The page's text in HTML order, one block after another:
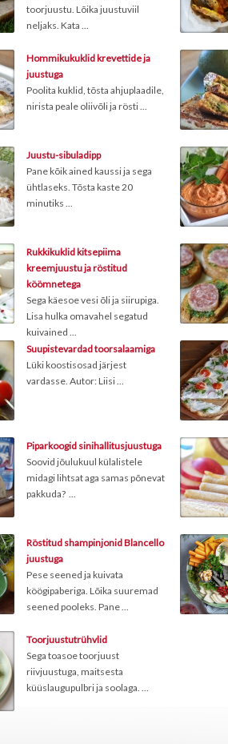
toorjuustu. Lõika juustuviil
neljaks. Kata ...
Hommikukuklid krevettide ja
juustuga
Poolita kuklid, tõsta ahjuplaadile,
nirista peale oliivõli ja rösti ...
Juustu-sibuladipp
Pane kõik ained kaussi ja sega
ühtlaseks. Tõsta kaste 20
minutiks ...
Rukkikuklid kitsepiima
kreemjuustu ja röstitud
köömnetega
Sega käesoe vesi õli ja siirupiga.
Lisa hulka omavahel segatud
kuivained ...
Suupistevardad toorsalaamiga
Lüki koostisosad järjest
vardasse. Autor: Liisi ...
Piparkoogid sinihallitusjuustuga
Soovid jõulukuul külalistele
midagi lihtsat aga samas põnevat
pakkuda? ...
Röstitud shampinjonid Blancello
juustuga
Pese seened ja kuivata
köögipaberiga. Lõika suuremad
seened pooleks. Pane ...
Toorjuustutrühvlid
Sega toasoe toorjuust
riivjuustuga, maitsesta
küüslaugupulbri ja soolaga. ...